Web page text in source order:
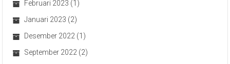
Februari 2023 (1)
Januari 2023 (2)
Desember 2022 (1)
September 2022 (2)